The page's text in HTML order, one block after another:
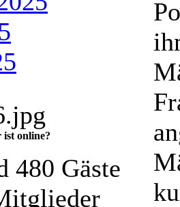
ist online?
480 Gäste